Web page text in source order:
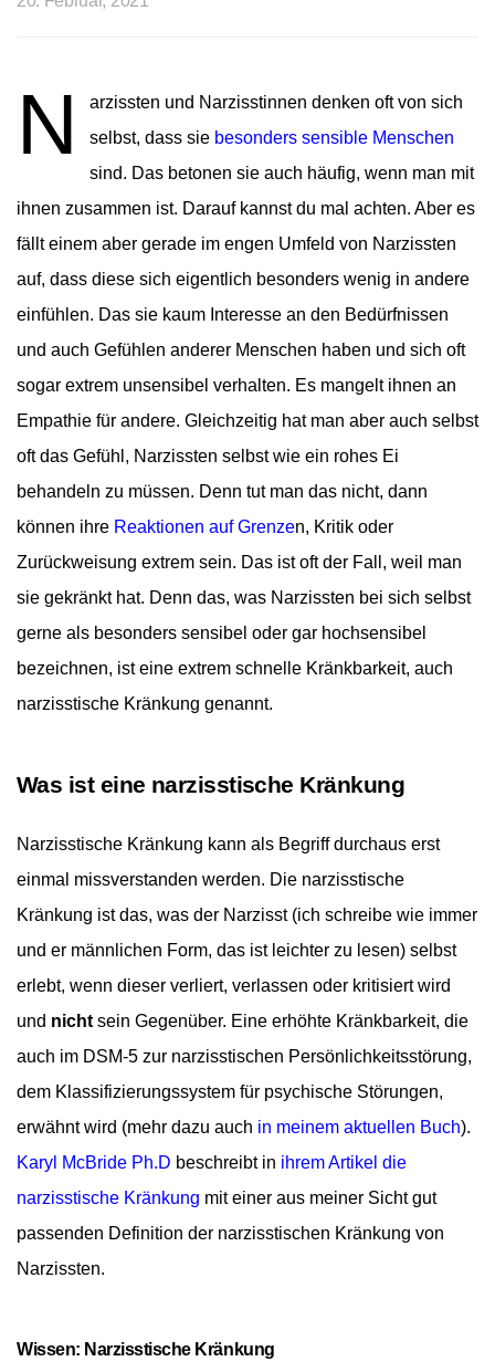
N
arzissten und Narzisstinnen denken oft von sich
selbst, dass sie besonders sensible Menschen
sind. Das betonen sie auch häufig, wenn man mit
ihnen zusammen ist. Darauf kannst du mal achten. Aber es
fällt einem aber gerade im engen Umfeld von Narzissten
auf, dass diese sich eigentlich besonders wenig in andere
einfühlen. Das sie kaum Interesse an den Bedürfnissen
und auch Gefühlen anderer Menschen haben und sich oft
sogar extrem unsensibel verhalten. Es mangelt ihnen an
Empathie für andere. Gleichzeitig hat man aber auch selbst
oft das Gefühl, Narzissten selbst wie ein rohes Ei
behandeln zu müssen. Denn tut man das nicht, dann
können ihre Reaktionen auf Grenzen, Kritik oder
Zurückweisung extrem sein. Das ist oft der Fall, weil man
sie gekränkt hat. Denn das, was Narzissten bei sich selbst
gerne als besonders sensibel oder gar hochsensibel
bezeichnen, ist eine extrem schnelle Kränkbarkeit, auch
narzisstische Kränkung genannt.
Was ist eine narzisstische Kränkung
Narzisstische Kränkung kann als Begriff durchaus erst
einmal missverstanden werden. Die narzisstische
Kränkung ist das, was der Narzisst (ich schreibe wie immer
und er männlichen Form, das ist leichter zu lesen) selbst
erlebt, wenn dieser verliert, verlassen oder kritisiert wird
und nicht sein Gegenüber. Eine erhöhte Kränkbarkeit, die
auch im DSM-5 zur narzisstischen Persönlichkeitsstörung,
dem Klassifizierungssystem für psychische Störungen,
erwähnt wird (mehr dazu auch in meinem aktuellen Buch).
Karyl McBride Ph.D beschreibt in ihrem Artikel die
narzisstische Kränkung mit einer aus meiner Sicht gut
passenden Definition der narzisstischen Kränkung von
Narzissten.
Wissen: Narzisstische Kränkung